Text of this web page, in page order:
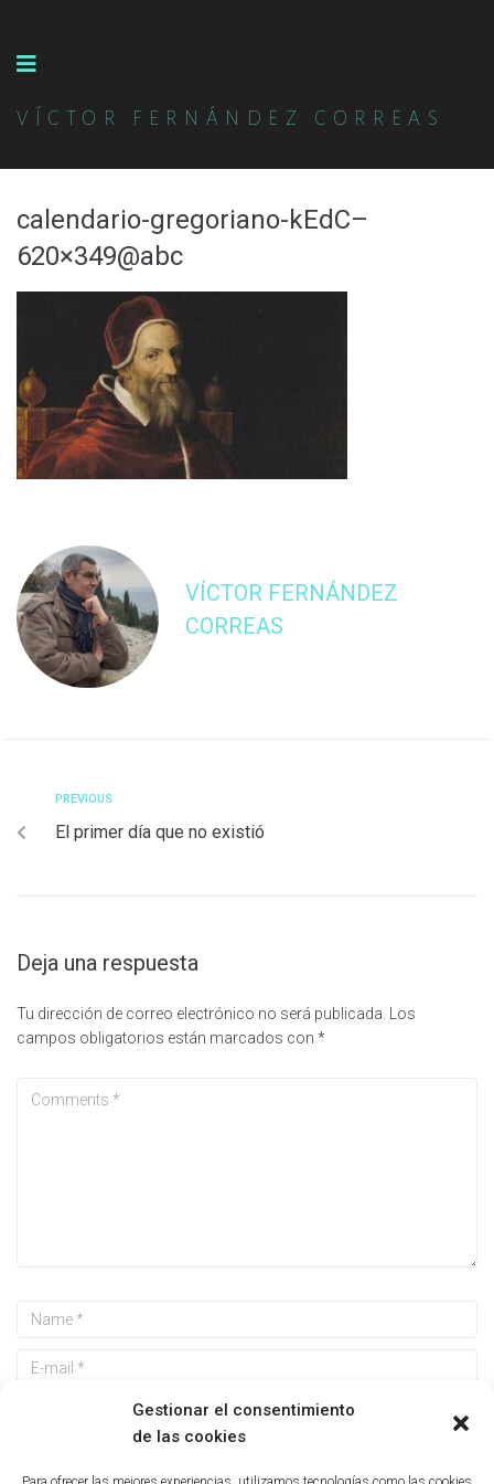
Gestionar el consentimiento
de las cookies
VÍCTOR FERNÁNDEZ CORREAS
calendario-gregoriano-kEdC–
620×349@abc
VÍCTOR FERNÁNDEZ
CORREAS
PREVIOUS
El primer día que no existió
Deja una respuesta
Tu dirección de correo electrónico no será publicada.
Los
campos obligatorios están marcados con *
Guarda mi nombre, correo electrónico y web en este